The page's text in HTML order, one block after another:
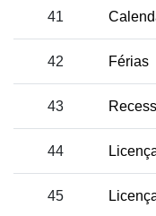
41
42 Férias
43
44
45